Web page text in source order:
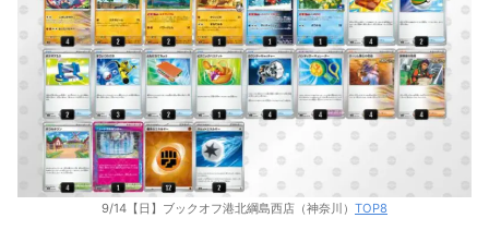
9/14【日】ブックオフ港北綱島西店（神奈川） TOP8